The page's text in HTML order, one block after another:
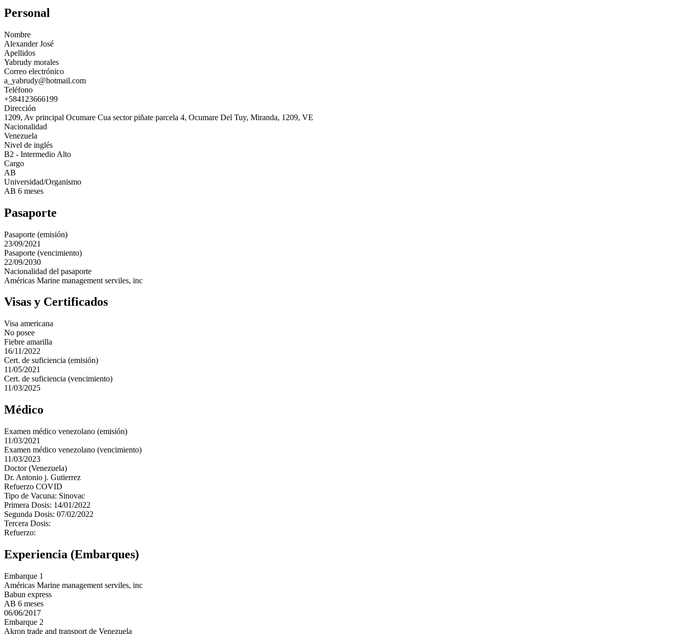
Personal
Nombre
Alexander José
Apellidos
Yabrudy morales
Correo electrónico
a_yabrudy@hotmail.com
Teléfono
+584123666199
Dirección
1209, Av principal Ocumare Cua sector piñate parcela 4, Ocumare Del Tuy, Miranda, 1209, VE
Nacionalidad
Venezuela
Nivel de inglés
B2 - Intermedio Alto
Cargo
AB
Universidad/Organismo
AB 6 meses
Pasaporte
Pasaporte (emisión)
23/09/2021
Pasaporte (vencimiento)
22/09/2030
Nacionalidad del pasaporte
Américas Marine management serviles, inc
Visas y Certificados
Visa americana
No posee
Fiebre amarilla
16/11/2022
Cert. de suficiencia (emisión)
11/05/2021
Cert. de suficiencia (vencimiento)
11/03/2025
Médico
Examen médico venezolano (emisión)
11/03/2021
Examen médico venezolano (vencimiento)
11/03/2023
Doctor (Venezuela)
Dr. Antonio j. Gutierrez
Refuerzo COVID
Tipo de Vacuna: Sinovac
Primera Dosis: 14/01/2022
Segunda Dosis: 07/02/2022
Tercera Dosis:
Refuerzo:
Experiencia (Embarques)
Embarque 1
Américas Marine management serviles, inc
Babun express
AB 6 meses
06/06/2017
Embarque 2
Akron trade and transport de Venezuela